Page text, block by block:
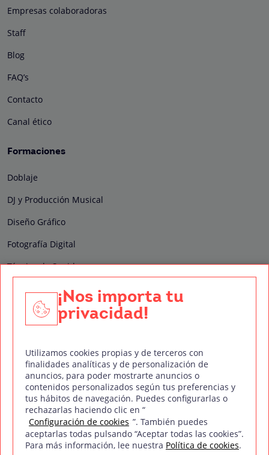
Empresas colaboradoras
Staff
Blog
FAQ’s
Contacto
Canal ético
Formaciones
Doblaje
DJ y Producción Musical
Diseño Gráfico
Fotografía Digital
Técnico de Sonido
Edición y Postproducción de Vídeo
Nuestros sellos de calidad
Síguenos en Redes Sociales
Política de privacidad Política de cookies
Aviso legal
¡Nos importa tu
privacidad!
Utilizamos cookies propias y de terceros con
finalidades analíticas y de personalización de
anuncios, para poder mostrarte anuncios o
contenidos personalizados según tus preferencias y
tus hábitos de navegación. Puedes configurarlas o
rechazarlas haciendo clic en “
Configuración de cookies ”. También puedes
aceptarlas todas pulsando “Aceptar todas las cookies”.
Para más información, lee nuestra Política de cookies.